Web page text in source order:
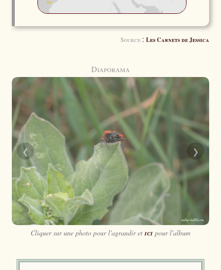
Source : Les Carnets de Jessica
Diaporama
❮ ❯
Cliquer sur une photo pour l'agrandir et ici pour l'album